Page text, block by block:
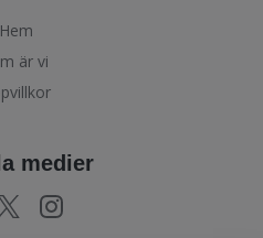
Hem
är vi
medier